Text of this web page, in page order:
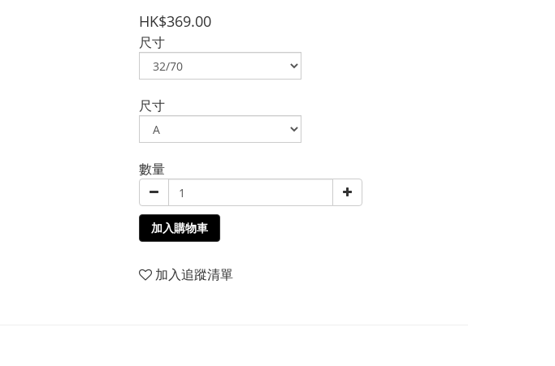
HK$369.00
尺寸
尺寸
數量
加入購物車
加入追蹤清單